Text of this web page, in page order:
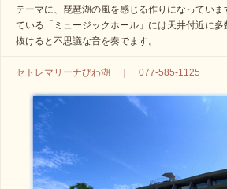
テーマに、琵琶湖の風を感じる作りになってい
ている「ミュージックホール」には天井付近に多
抜けると不思議な音を奏でます。
セトレマリーナびわ湖 ｜ 077-585-1125